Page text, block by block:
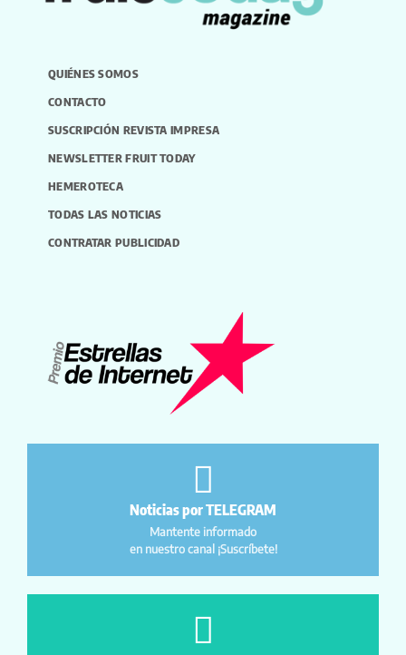
QUIÉNES SOMOS
CONTACTO
SUSCRIPCIÓN REVISTA IMPRESA
NEWSLETTER FRUIT TODAY
HEMEROTECA
TODAS LAS NOTICIAS
CONTRATAR PUBLICIDAD
Noticias por TELEGRAM
Mantente informado
en nuestro canal ¡Suscríbete!